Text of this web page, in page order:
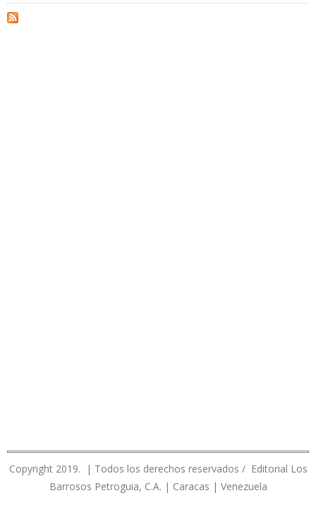
Copyright 2019. | Todos los derechos reservados / Editorial Los
Barrosos Petroguia, C.A. | Caracas | Venezuela